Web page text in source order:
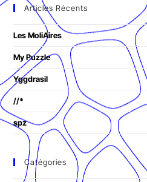
Articles Récents
Les MoliAires
My Puzzle
Yggdrasil
//*
spz
Catégories